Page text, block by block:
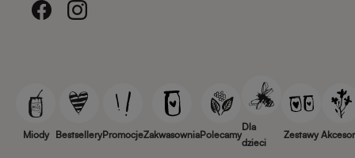
Miody BestselleryPromocjeZakwasowniaPolecamy
Dla
dzieci
Zestawy